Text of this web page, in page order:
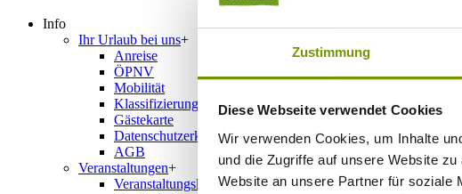
Zustimmung
Diese Webseite verwendet Cookies
Wir verwenden Cookies, um Inhalte
und die Zugriffe auf unsere Website
Website an unsere Partner für soziale
Info
Ihr Urlaub bei uns+
Anreise
ÖPNV
Mobilität
Klassifizierung
Gästekarte
Datenschutzerklärung IRS18
AGB
Veranstaltungen+
Veranstaltungskalender